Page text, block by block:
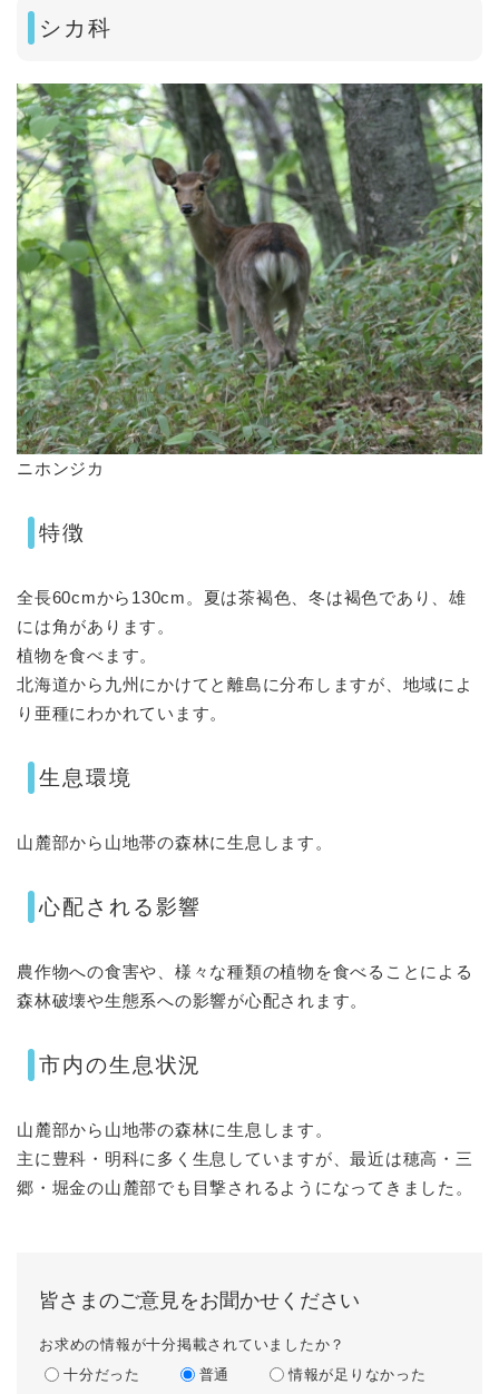
シカ科
ニホンジカ
特徴
全長60cmから130cm。夏は茶褐色、冬は褐色であり、雄
には角があります。
植物を食べます。
北海道から九州にかけてと離島に分布しますが、地域によ
り亜種にわかれています。
生息環境
山麓部から山地帯の森林に生息します。
心配される影響
農作物への食害や、様々な種類の植物を食べることによる
森林破壊や生態系への影響が心配されます。
市内の生息状況
山麓部から山地帯の森林に生息します。
主に豊科・明科に多く生息していますが、最近は穂高・三
郷・堀金の山麓部でも目撃されるようになってきました。
皆さまのご意見をお聞かせください
お求めの情報が十分掲載されていましたか？
十分だった
普通 情報が足りなかった